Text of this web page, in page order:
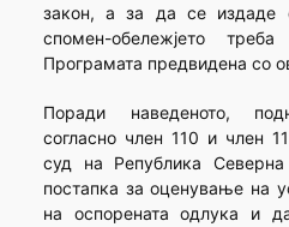
закон, а за да се издаде
спомен-обележјето
Програмата предвидена со
Поради наведеното,
согласно член 110 и член
суд на Република
постапка за оценување на
на оспорената одлука и